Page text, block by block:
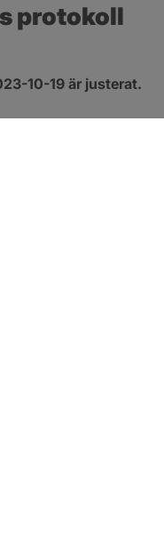
protokoll
10-19 är justerat.
öppnas i nytt fönster.